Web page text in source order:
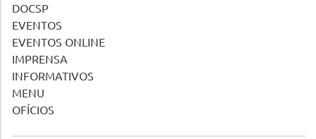
DOCSP
EVENTOS
EVENTOS ONLINE
IMPRENSA
INFORMATIVOS
MENU
OFÍCIOS